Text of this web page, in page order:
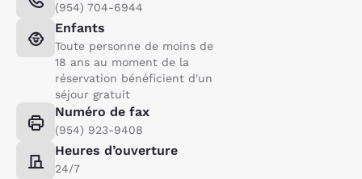
(954) 704-6944
Enfants
Toute personne de moins de
18 ans au moment de la
réservation bénéficient d'un
séjour gratuit
Numéro de fax
(954) 923-9408
Heures d’ouverture
24/7